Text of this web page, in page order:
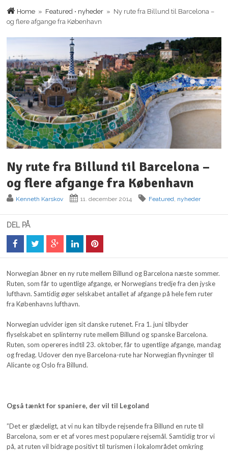
Home » Featured • nyheder » Ny rute fra Billund til Barcelona –
og flere afgange fra København
Ny rute fra Billund til Barcelona –
og flere afgange fra København
Kenneth Karskov 11. december 2014 Featured, nyheder
DEL PÅ
Norwegian åbner en ny rute mellem Billund og Barcelona næste sommer.
Ruten, som får to ugentlige afgange, er Norwegians tredje fra den jyske
lufthavn. Samtidig øger selskabet antallet af afgange på hele fem ruter
fra Københavns lufthavn.
Norwegian udvider igen sit danske rutenet. Fra 1. juni tilbyder
flyselskabet en splinterny rute mellem Billund og spanske Barcelona.
Ruten, som opereres indtil 23. oktober, får to ugentlige afgange, mandag
og fredag. Udover den nye Barcelona-rute har Norwegian flyvninger til
Alicante og Oslo fra Billund.
Også tænkt for spaniere, der vil til Legoland
”Det er glædeligt, at vi nu kan tilbyde rejsende fra Billund en rute til
Barcelona, som er et af vores mest populære rejsemål. Samtidig tror vi
på, at ruten vil bidrage positivt til turismen i lokalområdet omkring